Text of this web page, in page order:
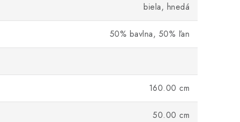
biela, hnedá
50% bavlna, 50% ľan
160.00 cm
50.00 cm